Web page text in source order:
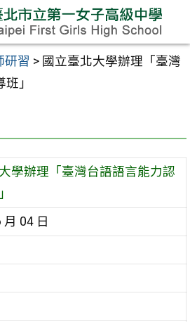
研習 > 國立臺北大學辦理「臺灣
」
學辦理「臺灣台語語言能力認
04 日